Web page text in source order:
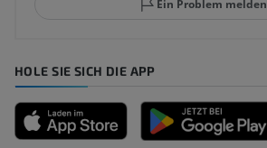
Ein Problem melden
HOLE SIE SICH DIE APP